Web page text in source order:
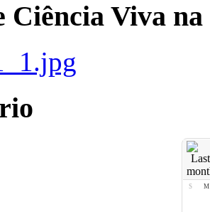
Ciência Viva
S M